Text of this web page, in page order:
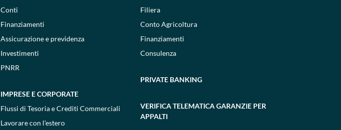
Conti
Finanziamenti
Assicurazione e previdenza
Investimenti
PNRR
IMPRESE E CORPORATE
Flussi di Tesoria e Crediti Commerciali
Lavorare con l'estero
Filiera
Conto Agricoltura
Finanziamenti
Consulenza
PRIVATE BANKING
VERIFICA TELEMATICA GARANZIE PER
APPALTI